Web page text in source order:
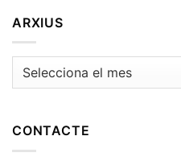
ARXIUS
Arxius
CONTACTE